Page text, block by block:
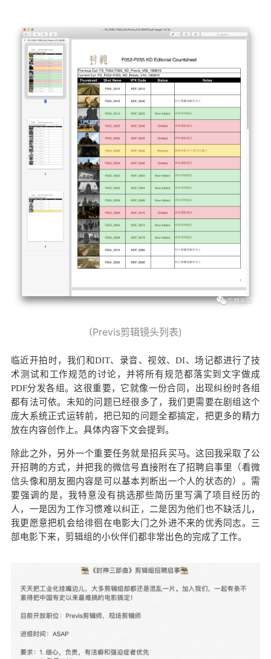
(Previs剪辑镜头列表)
临近开拍时，我们和DIT、录音、视效、DI、场记都进行了技
术测试和工作规范的讨论，并将所有规范都落实到文字做成
PDF分发各组。这很重要，它就像一份合同，出现纠纷时各组
都有法可依。未知的问题已经很多了，我们更需要在剧组这个
庞大系统正式运转前，把已知的问题全都搞定，把更多的精力
放在内容创作上。具体内容下文会提到。
除此之外，另外一个重要任务就是招兵买马。这回我采取了公
开招聘的方式，并把我的微信号直接附在了招聘启事里（看微
信头像和朋友圈内容是可以基本判断出一个人的状态的）。需
要强调的是，我特意没有挑选那些简历里写满了项目经历的
人，一是因为工作习惯难以纠正，二是因为他们也不缺活儿，
我更愿意把机会给徘徊在电影大门之外进不来的优秀同志。三
部电影下来，剪辑组的小伙伴们都非常出色的完成了工作。